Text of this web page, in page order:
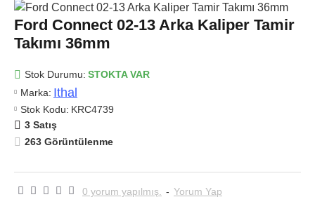
Ford Connect 02-13 Arka Kaliper Tamir
Takımı 36mm
Stok Durumu: STOKTA VAR
Marka: Ithal
Stok Kodu: KRC4739
3 Satış
263 Görüntülenme
0 yorum yapılmış. - Yorum Yap